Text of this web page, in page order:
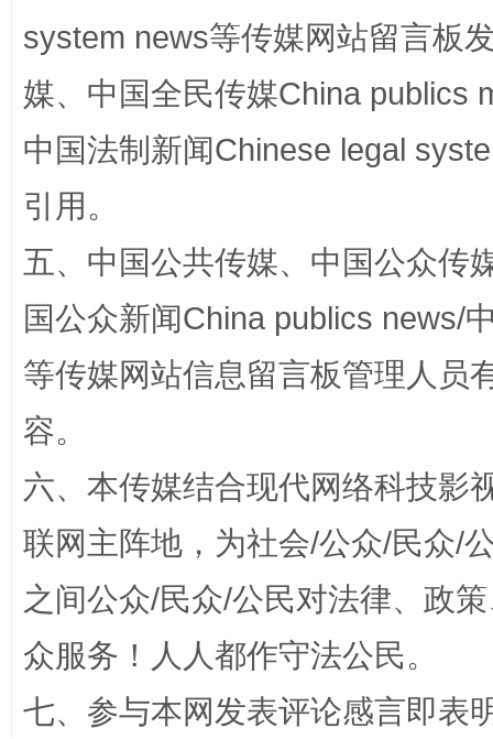
国家大学科技园优化重塑工作
“蜀中异人”王建安的艺术幻境
system news等传媒网站留言板
媒、中国全民传媒China publics
中国法制新闻Chinese legal
引用。
五、中国公共传媒、中国公众传
国公众新闻China publics news/
等传媒网站信息留言板管理人员
容。
六、本传媒结合现代网络科技影
联网主阵地，为社会/公众/民众/
之间公众/民众/公民对法律、政
众服务！人人都作守法公民。
七、参与本网发表评论感言即表